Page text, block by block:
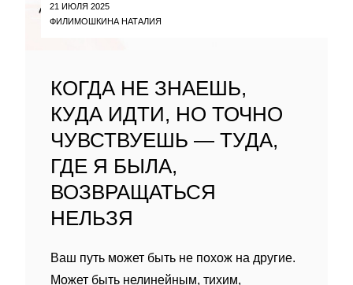
21 ИЮЛЯ 2025
ФИЛИМОШКИНА НАТАЛИЯ
КОГДА НЕ ЗНАЕШЬ,
КУДА ИДТИ, НО ТОЧНО
ЧУВСТВУЕШЬ — ТУДА,
ГДЕ Я БЫЛА,
ВОЗВРАЩАТЬСЯ
НЕЛЬЗЯ
Ваш путь может быть не похож на другие.
Может быть нелинейным, тихим,